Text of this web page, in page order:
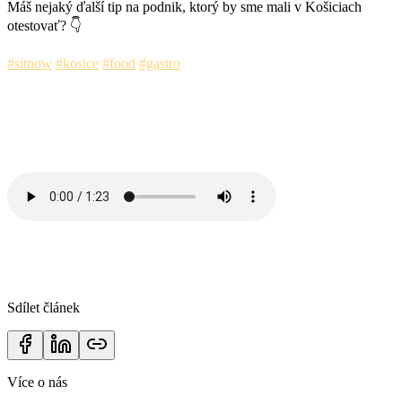
Máš nejaký ďalší tip na podnik, ktorý by sme mali v Košiciach
otestovať? 👇
#sitnow #kosice #food #gastro
Sdílet článek
Více o nás